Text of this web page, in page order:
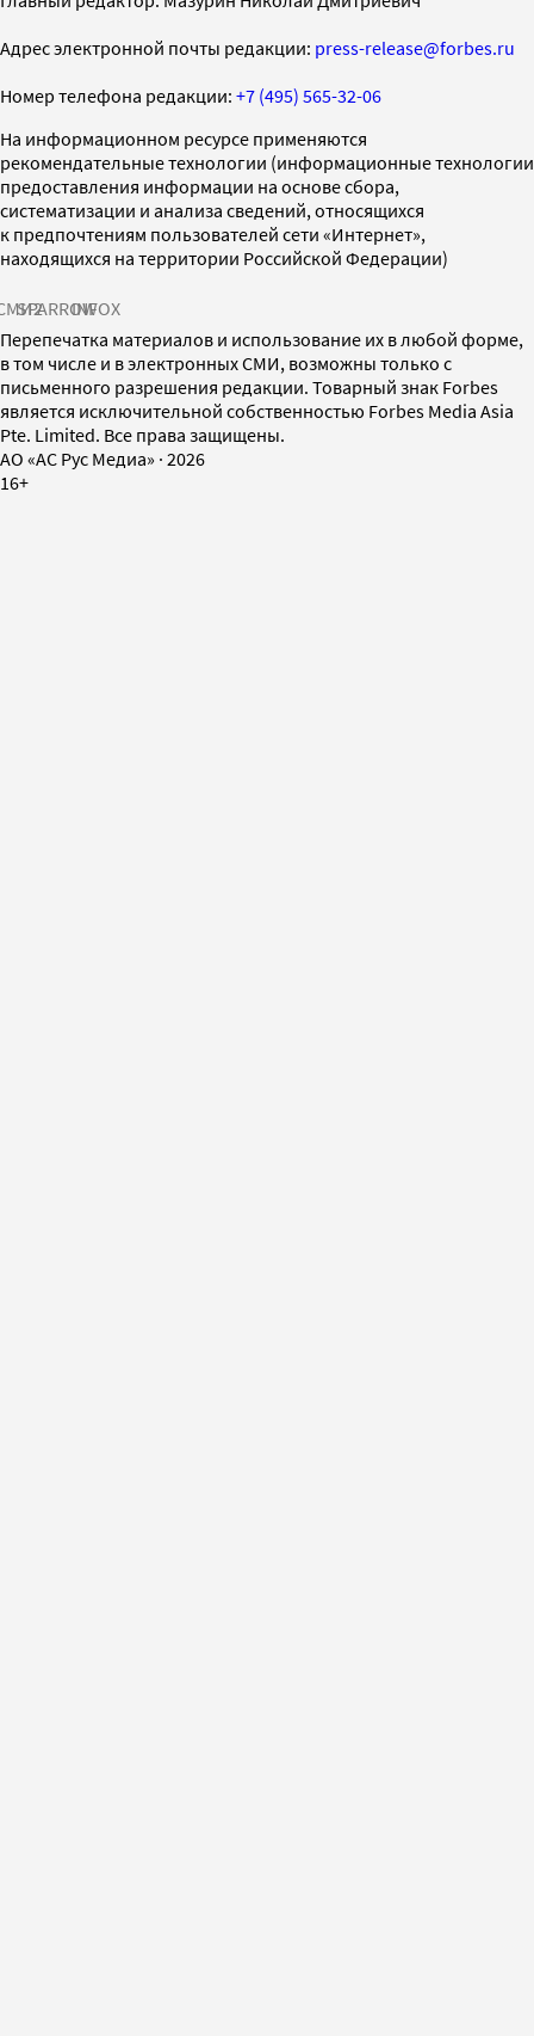
Адрес электронной почты редакции: press-release@forbes.ru
Номер телефона редакции: +7 (495) 565-32-06
На информационном ресурсе применяются
рекомендательные технологии (информационные технологии
предоставления информации на основе сбора,
систематизации и анализа сведений, относящихся
к предпочтениям пользователей сети «Интернет»,
находящихся на территории Российской Федерации)
SPARROWINFOX
Перепечатка материалов и использование их в любой форме,
в том числе и в электронных СМИ, возможны только с
письменного разрешения редакции. Товарный знак Forbes
является исключительной собственностью Forbes Media Asia
Pte. Limited. Все права защищены.
AO «АС Рус Медиа» · 2026
16+